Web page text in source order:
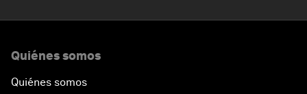
Quiénes somos
Quiénes somos